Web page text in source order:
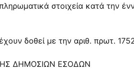
στοιχεία κατά την
δοθεί με την αριθ. πρωτ.
ΔΗΜΟΣΙΩΝ ΕΣΟΔΩΝ